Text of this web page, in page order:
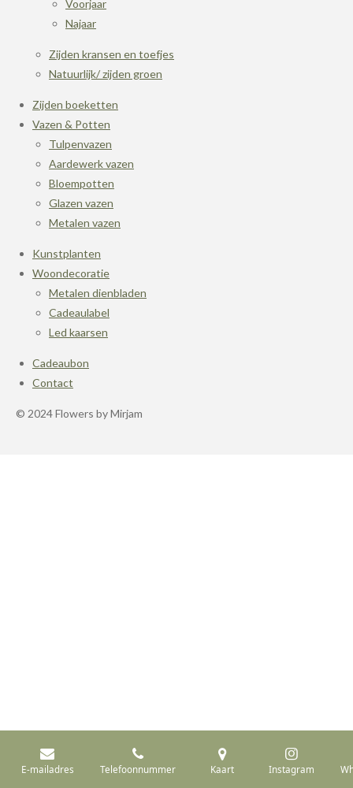
Voorjaar
Najaar
Zijden kransen en toefjes
Natuurlijk/ zijden groen
Zijden boeketten
Vazen & Potten
Tulpenvazen
Aardewerk vazen
Bloempotten
Glazen vazen
Metalen vazen
Kunstplanten
Woondecoratie
Metalen dienbladen
Cadeaulabel
Led kaarsen
Cadeaubon
Contact
© 2024 Flowers by Mirjam
E-mailadres Telefoonnummer Kaart Instagram